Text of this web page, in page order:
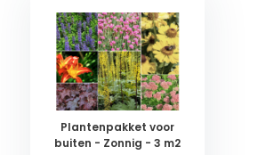
Plantenpakket voor
buiten - Zonnig - 3 m2